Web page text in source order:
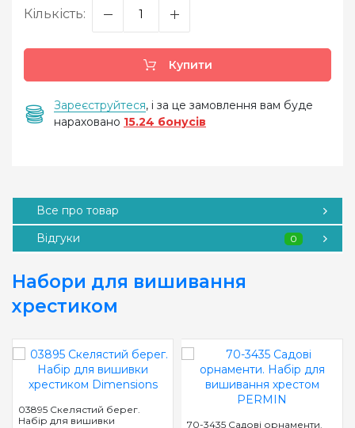
Кількість:
Купити
Зареєструйтеся, і за це замовлення вам буде
нараховано 15.24 бонусів
Все про товар
Відгуки
0
Набори для вишивання
хрестиком
03895 Скелястий берег.
Набір для вишивки
70-3435 Садові орнаменти.